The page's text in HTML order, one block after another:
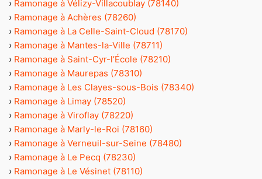
› Ramonage à Vélizy-Villacoublay (78140)
› Ramonage à Achères (78260)
› Ramonage à La Celle-Saint-Cloud (78170)
› Ramonage à Mantes-la-Ville (78711)
› Ramonage à Saint-Cyr-l’École (78210)
› Ramonage à Maurepas (78310)
› Ramonage à Les Clayes-sous-Bois (78340)
› Ramonage à Limay (78520)
› Ramonage à Viroflay (78220)
› Ramonage à Marly-le-Roi (78160)
› Ramonage à Verneuil-sur-Seine (78480)
› Ramonage à Le Pecq (78230)
› Ramonage à Le Vésinet (78110)